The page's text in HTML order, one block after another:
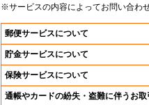
※サービスの内容によってお問い合わ
郵便サービスについて
貯金サービスについて
保険サービスについて
通帳やカードの紛失・盗難に伴うお取